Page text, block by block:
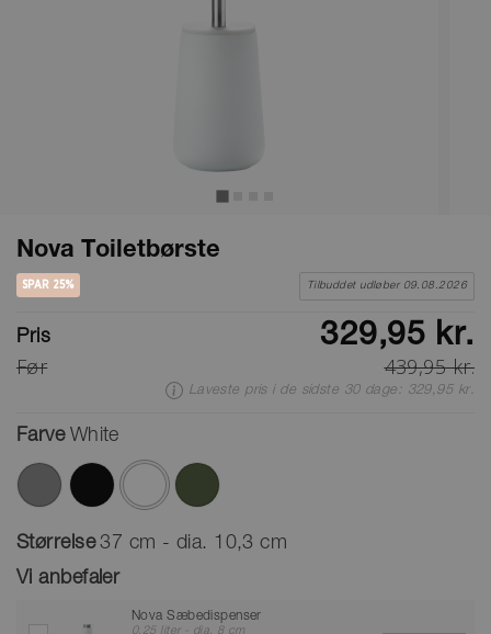
Nova Toiletbørste
SPAR 25% Tilbuddet udløber 09.08.2026
Pris 329,95 kr.
Før 439,95 kr.
Laveste pris i de sidste 30 dage: 329,95 kr.
Farve White
valgte
Størrelse 37 cm - dia. 10,3 cm
Vi anbefaler
Nova Sæbedispenser
0,25 liter - dia. 8 cm